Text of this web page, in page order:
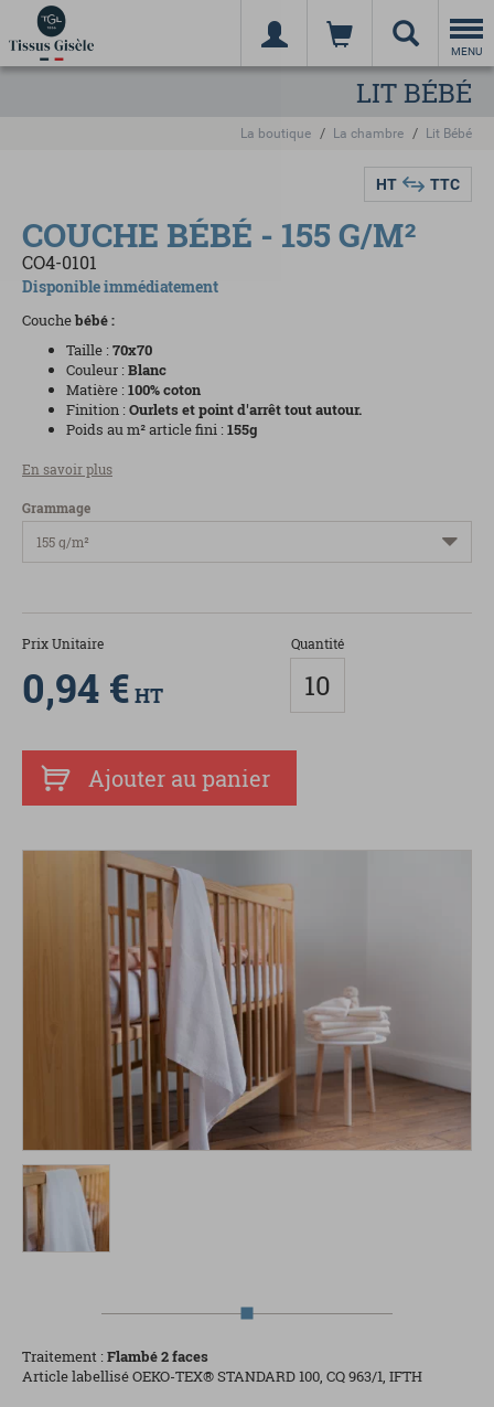
MENU
LIT BÉBÉ
La boutique La chambre Lit Bébé
HT TTC
COUCHE BÉBÉ - 155 G/M²
CO4-0101
Disponible immédiatement
Couchebébé:
Taille :70x70
Couleur :Blanc
Matière :100% coton
Finition :Ourlets et point d'arrêt tout autour.
Poids au m² article fini :155g
En savoir plus
Grammage
Prix Unitaire
0,94 € HT
Quantité
Ajouter au panier
Traitement :Flambé 2 faces
Article labellisé OEKO-TEX® STANDARD 100, CQ 963/1, IFTH